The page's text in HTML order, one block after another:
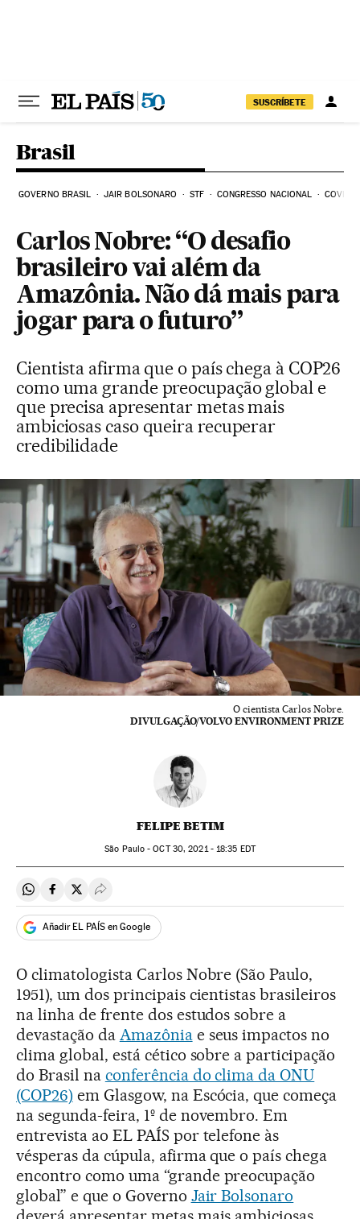
SUSCRÍBETE
Brasil
GOVERNO BRASIL JAIR BOLSONARO STF CONGRESSO NACIONAL COVID-
Carlos Nobre: “O desafio
brasileiro vai além da
Amazônia. Não dá mais para
jogar para o futuro”
Cientista afirma que o país chega à COP26
como uma grande preocupação global e
que precisa apresentar metas mais
ambiciosas caso queira recuperar
credibilidade
O cientista Carlos Nobre.
DIVULGAÇÃO/VOLVO ENVIRONMENT PRIZE
FELIPE BETIM
São Paulo -OCT30, 2021 - 18:35 EDT
Compartir en Whatsapp
Compartir en Facebook
Compartir en Twitter
Desplegar Redes Sociales
Añadir EL PAÍS en Google
O climatologista Carlos Nobre (São Paulo,
1951), um dos principais cientistas brasileiros
na linha de frente dos estudos sobre a
devastação da Amazôniae seus impactos no
clima global, está cético sobre a participação
do Brasil na conferência do clima da ONU
(COP26) em Glasgow, na Escócia, que começa
na segunda-feira, 1º de novembro. Em
entrevista ao EL PAÍS por telefone às
vésperas da cúpula, afirma que o país chega
encontro como uma “grande preocupação
global” e que o Governo Jair Bolsonaro